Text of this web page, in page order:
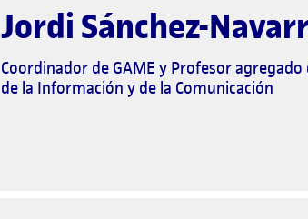
Jordi Sánchez-
Coordinador de GAME y Profesor agregado
de la Información y de la Comunicación